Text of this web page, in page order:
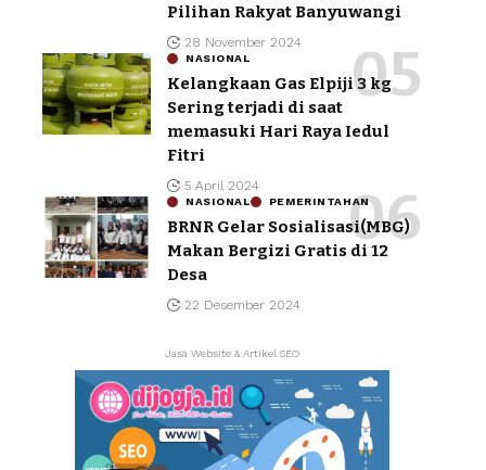
Pilihan Rakyat Banyuwangi
28 November 2024
NASIONAL
Kelangkaan Gas Elpiji 3 kg
Sering terjadi di saat
memasuki Hari Raya Iedul
Fitri
5 April 2024
NASIONAL PEMERINTAHAN
BRNR Gelar Sosialisasi(MBG)
Makan Bergizi Gratis di 12
Desa
22 Desember 2024
Jasa Website & Artikel SEO